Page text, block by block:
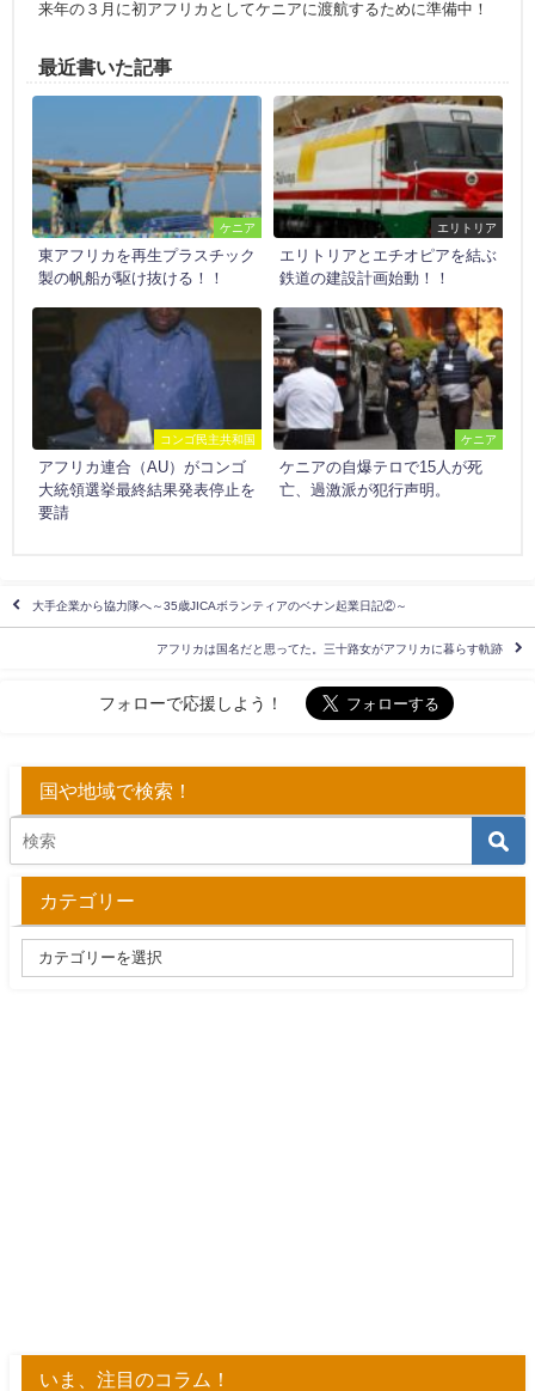
来年の３月に初アフリカとしてケニアに渡航するために準備中！
最近書いた記事
ケニア
東アフリカを再生プラスチック
製の帆船が駆け抜ける！！
エリトリア
エリトリアとエチオピアを結ぶ
鉄道の建設計画始動！！
コンゴ民主共和国
アフリカ連合（AU）がコンゴ
大統領選挙最終結果発表停止を
要請
ケニア
ケニアの自爆テロで15人が死
亡、過激派が犯行声明。
大手企業から協力隊へ～35歳JICAボランティアのベナン起業日記②～
アフリカは国名だと思ってた。三十路女がアフリカに暮らす軌跡
フォローで応援しよう！
国や地域で検索！
カテゴリー
いま、注目のコラム！